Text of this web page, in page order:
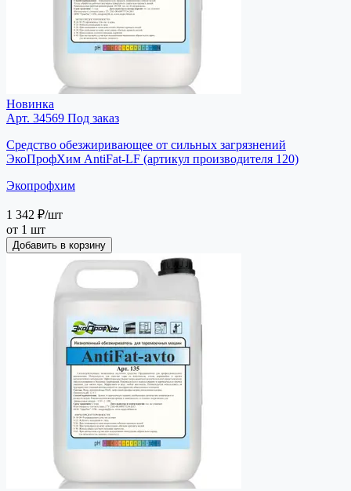
Новинка
Арт. 34569 Под заказ
Средство обезжиривающее от сильных загрязнений
ЭкоПрофХим AntiFat-LF (артикул производителя 120)
Экопрофхим
1 342 ₽/шт
от 1 шт
Добавить в корзину